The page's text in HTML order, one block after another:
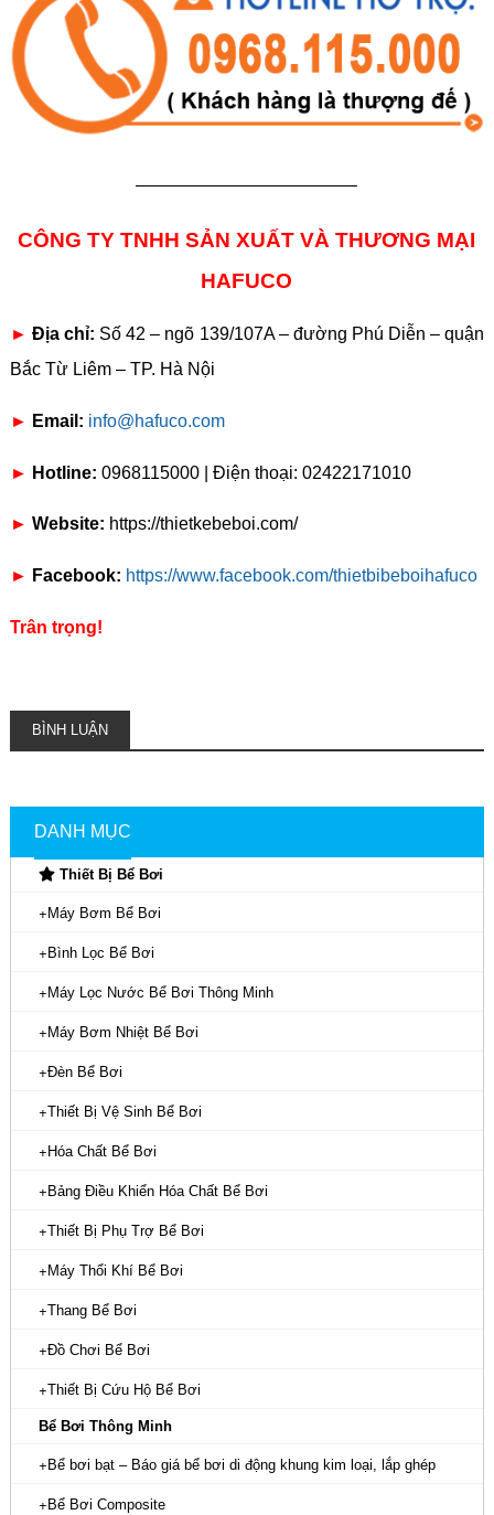
————————————–
CÔNG TY TNHH SẢN XUẤT VÀ THƯƠNG MẠI
HAFUCO
► Địa chỉ: Số 42 – ngõ 139/107A – đường Phú Diễn – quận
Bắc Từ Liêm – TP. Hà Nội
► Email: info@hafuco.com
► Hotline: 0968115000 | Điện thoại: 02422171010
► Website: https://thietkebeboi.com/
► Facebook: https://www.facebook.com/thietbibeboihafuco
Trân trọng!
BÌNH LUẬN
DANH MỤC
Thiết Bị Bể Bơi
Máy Bơm Bể Bơi
Bình Lọc Bể Bơi
Máy Lọc Nước Bể Bơi Thông Minh
Máy Bơm Nhiệt Bể Bơi
Đèn Bể Bơi
Thiết Bị Vệ Sinh Bể Bơi
Hóa Chất Bể Bơi
Bảng Điều Khiển Hóa Chất Bể Bơi
Thiết Bị Phụ Trợ Bể Bơi
Máy Thổi Khí Bể Bơi
Thang Bể Bơi
Đồ Chơi Bể Bơi
Thiết Bị Cứu Hộ Bể Bơi
Bể Bơi Thông Minh
Bể bơi bạt – Báo giá bể bơi di động khung kim loại, lắp ghép
Bể Bơi Composite